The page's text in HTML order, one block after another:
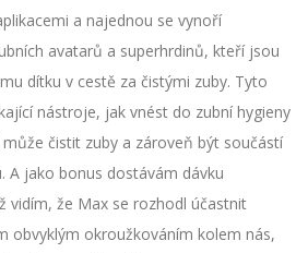
a najednou se vynoří
avatarů a superhrdinů, kteří jsou
dítku v cestě za čistými zuby. Tyto
nástroje, jak vnést do zubní hygieny
čistit zuby a zároveň být součástí
A jako bonus dostávám dávku
vidím, že Max se rozhodl účastnit
obvyklým okroužkováním kolem nás,